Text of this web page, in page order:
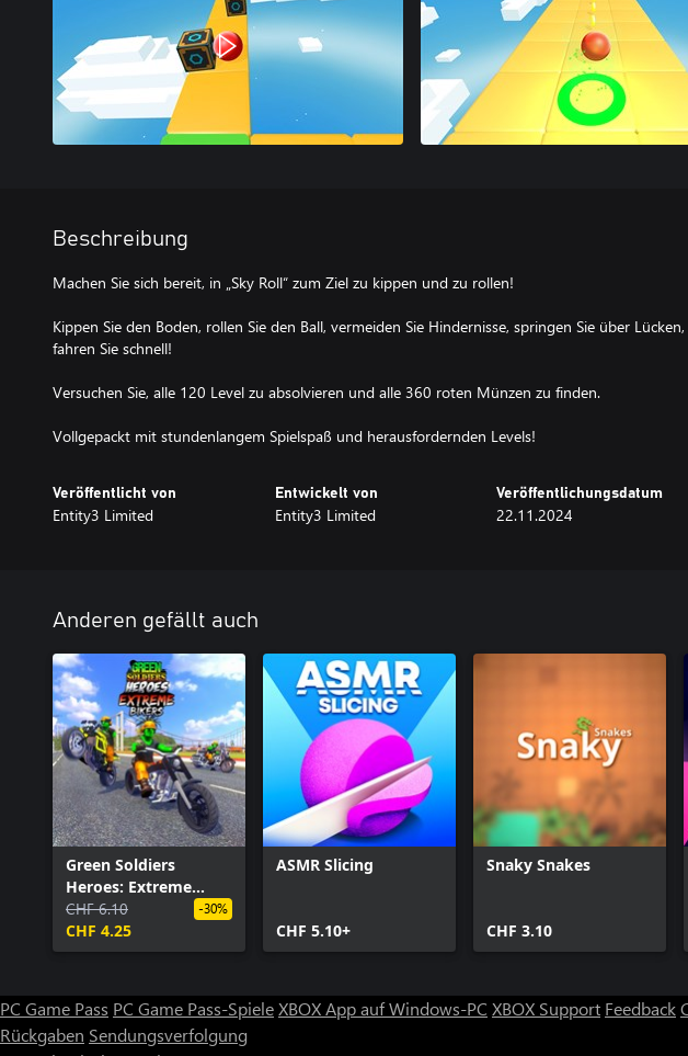
Beschreibung
Machen Sie sich bereit, in „Sky Roll“ zum Ziel zu kippen und zu rollen!
Kippen Sie den Boden, rollen Sie den Ball, vermeiden Sie Hindernisse, springen Sie über Lücken,
fahren Sie schnell!
Versuchen Sie, alle 120 Level zu absolvieren und alle 360 ​​roten Münzen zu finden.
Vollgepackt mit stundenlangem Spielspaß und herausfordernden Levels!
Veröffentlicht von
Entity3 Limited
Entwickelt von
Entity3 Limited
Veröffentlichungsdatum
22.11.2024
Anderen gefällt auch
Green Soldiers
Heroes: Extreme
Bikers
CHF 6.10
CHF 4.25
-30%
ASMR Slicing
CHF 5.10+
Snaky Snakes
CHF 3.10
PC Game Pass PC Game Pass-SpieleXBOX App auf Windows-PC XBOX Support Feedback
Rückgaben Sendungsverfolgung